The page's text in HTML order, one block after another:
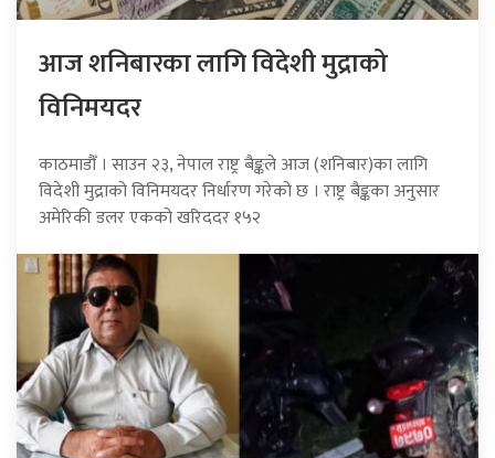
आज शनिबारका लागि विदेशी मुद्राको
विनिमयदर
काठमाडौँ । साउन २३, नेपाल राष्ट्र बैङ्कले आज (शनिबार)का लागि
विदेशी मुद्राको विनिमयदर निर्धारण गरेको छ । राष्ट्र बैङ्कका अनुसार
अमेरिकी डलर एकको खरिददर १५२